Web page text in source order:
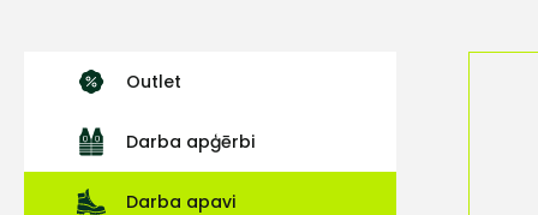
Outlet
Darba apģērbi
Darba apavi